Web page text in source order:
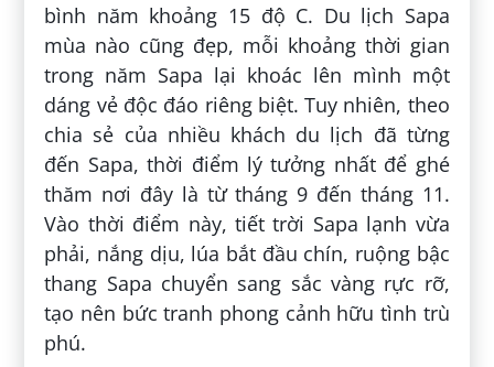
bình năm khoảng 15 độ C. Du lịch Sapa
mùa nào cũng đẹp, mỗi khoảng thời gian
trong năm Sapa lại khoác lên mình một
dáng vẻ độc đáo riêng biệt. Tuy nhiên, theo
chia sẻ của nhiều khách du lịch đã từng
đến Sapa, thời điểm lý tưởng nhất để ghé
thăm nơi đây là từ tháng 9 đến tháng 11.
Vào thời điểm này, tiết trời Sapa lạnh vừa
phải, nắng dịu, lúa bắt đầu chín, ruộng bậc
thang Sapa chuyển sang sắc vàng rực rỡ,
tạo nên bức tranh phong cảnh hữu tình trù
phú.